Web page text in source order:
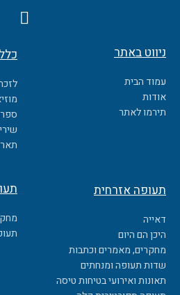
F
a
e
b
o
o
k
ניווט באתר
עמוד הבית
אודות
תירמו לאתר
תעופה אזרחית
דאייה
היכן הם היום
מחקרים, מאמרים וכתבות
שדות תעופה ומנחתים
תאונות ואירועי בטיחות טיסה